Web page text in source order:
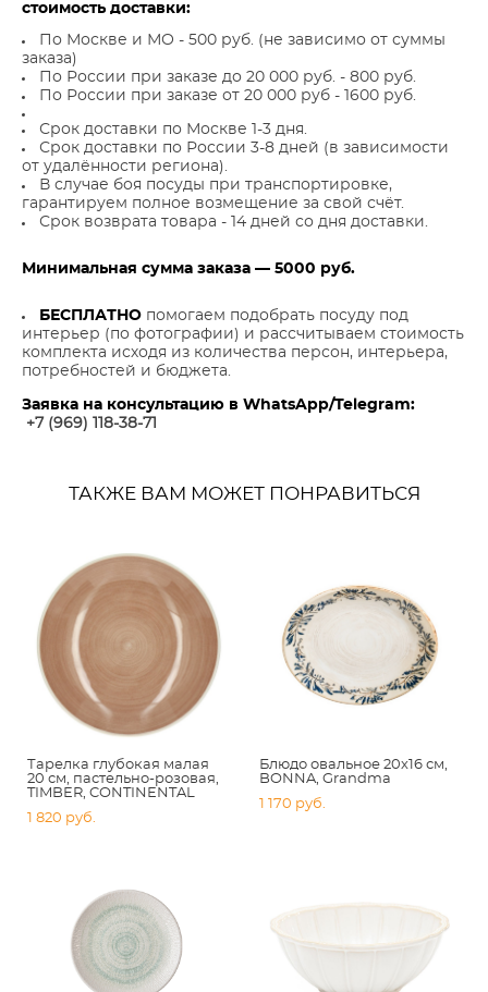
стоимость доставки:
По Москве и МО - 500 руб. (не зависимо от суммы
заказа)
По России при заказе до 20 000 руб. - 800 руб.
По России при заказе от 20 000 руб - 1600 руб.
Срок доставки по Москве 1-3 дня.
Срок доставки по России 3-8 дней (в зависимости
от удалённости региона).
В случае боя посуды при транспортировке,
гарантируем полное возмещение за свой счёт.
Срок возврата товара - 14 дней со дня доставки.
Минимальная сумма заказа — 5000 руб.
БЕСПЛАТНО помогаем подобрать посуду под
интерьер (по фотографии) и рассчитываем стоимость
комплекта исходя из количества персон, интерьера,
потребностей и бюджета.
Заявка на консультацию в WhatsApp/Telegram:
+7 (969) 118-38-7
ТАКЖЕ ВАМ МОЖЕТ ПОНРАВИТЬСЯ
Тарелка глубокая малая
20 см, пастельно-розовая,
TIMBER, CONTINENTAL
1 820 pуб.
Блюдо овальное 20х16 см,
BONNA, Grandma
1 170 pуб.